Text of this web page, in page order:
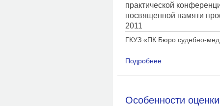
практической
посвященной памяти
2011
ГКУЗ «ПК Бюро судебно-
Подробнее
Особенности